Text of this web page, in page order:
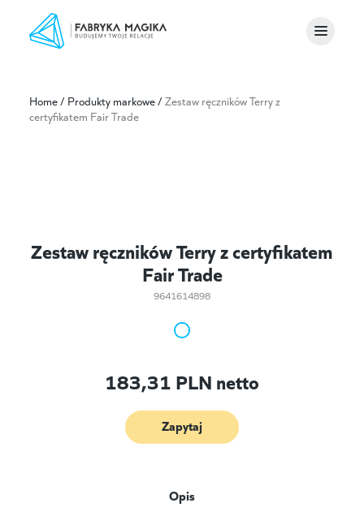
Home/ Produkty markowe/Zestaw ręczników Terry z
certyfikatem Fair Trade
Zestaw ręczników Terry z certyfikatem
Fair Trade
9641614898
183,31 PLN netto
Zapytaj
Opis